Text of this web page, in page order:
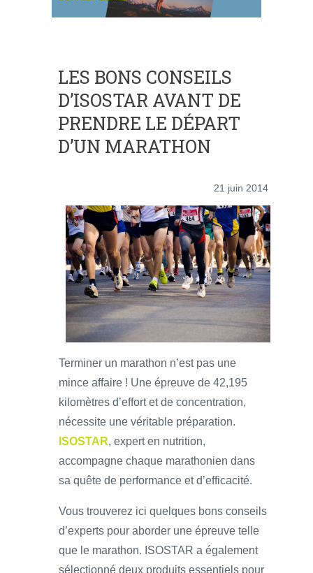
LES BONS CONSEILS
D’ISOSTAR AVANT DE
PRENDRE LE DÉPART
D’UN MARATHON
21 juin 2014
Terminer un marathon n’est pas une
mince affaire ! Une épreuve de 42,195
kilomètres d’effort et de concentration,
nécessite une véritable préparation.
ISOSTAR, expert en nutrition,
accompagne chaque marathonien dans
sa quête de performance et d’efficacité.
Vous trouverez ici quelques bons conseils
d’experts pour aborder une épreuve telle
que le marathon. ISOSTAR a également
sélectionné deux produits essentiels pour